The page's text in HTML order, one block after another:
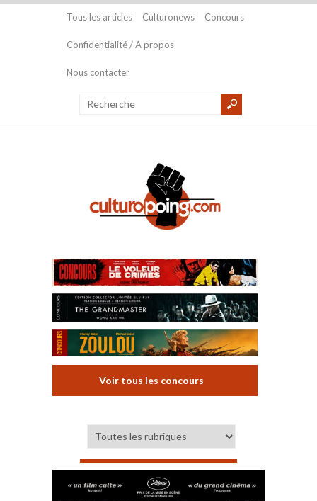
Tous les articles Culturonews Concours
Confidentialité / A propos
Nous contacter
Voir tous les concours